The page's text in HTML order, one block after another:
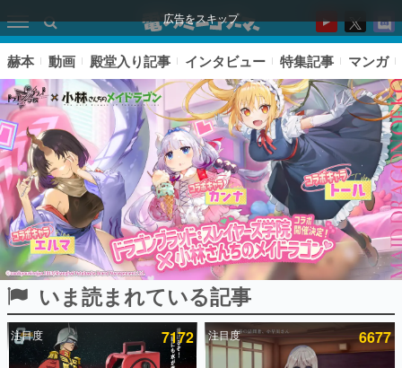
広告をスキップ
ピックアップ
電ファミのいま読まれている記事ランキング
赫本 動画 殿堂入り記事 インタビュー 特集記事 マンガ
いま読まれている記事
注目度 7172 注目度 6677